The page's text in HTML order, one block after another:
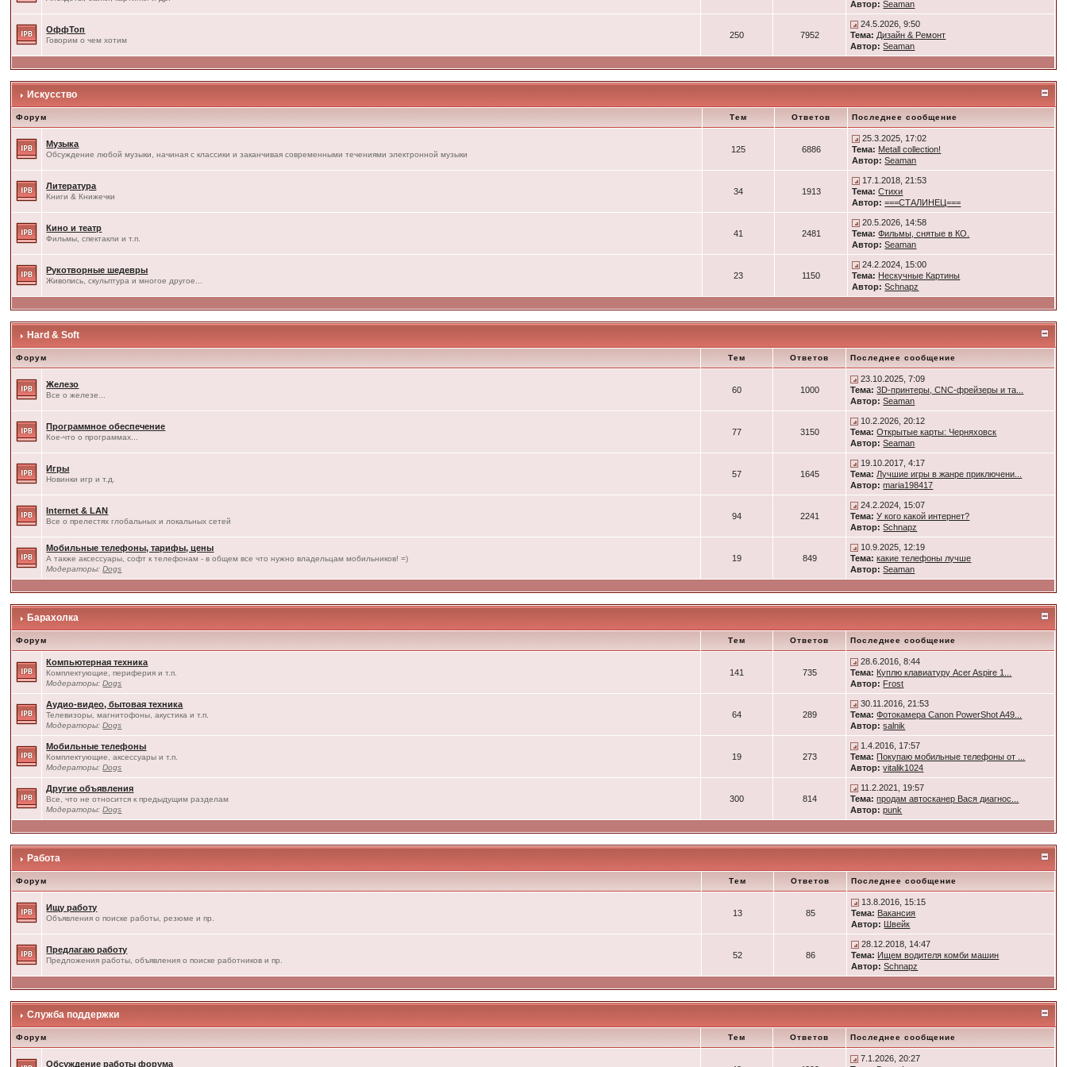
Автор: Seaman
ОффТоп
Говорим о чем хотим
250 7952
24.5.2026, 9:50
Тема: Дизайн & Ремонт
Автор: Seaman
Искусство
Форум Тем Ответов Последнее сообщение
Музыка
Обсуждение любой музыки, начиная с классики и заканчивая современными течениями электронной музыки
125 6886
25.3.2025, 17:02
Тема: Metall collection!
Автор: Seaman
Литература
Книги & Книжечки
34 1913
17.1.2018, 21:53
Тема: Стихи
Автор: ===СТАЛИНЕЦ===
Кино и театр
Фильмы, спектакли и т.п.
41 2481
20.5.2026, 14:58
Тема: Фильмы, снятые в КО.
Автор: Seaman
Рукотворные шедевры
Живопись, скульптура и многое другое...
23 1150
24.2.2024, 15:00
Тема: Нескучные Картины
Автор: Schnapz
Hard & Soft
Форум Тем Ответов Последнее сообщение
Железо
Все о железе...
60 1000
23.10.2025, 7:09
Тема: 3D-принтеры, CNC-фрейзеры и та...
Автор: Seaman
Программное обеспечение
Кое-что о программах...
77 3150
10.2.2026, 20:12
Тема: Открытые карты: Черняховск
Автор: Seaman
Игры
Новинки игр и т.д.
57 1645
19.10.2017, 4:17
Тема: Лучшие игры в жанре приключени...
Автор: maria198417
Internet & LAN
Все о прелестях глобальных и локальных сетей
94 2241
24.2.2024, 15:07
Тема: У кого какой интернет?
Автор: Schnapz
Мобильные телефоны, тарифы, цены
А также аксессуары, софт к телефонам - в общем все что нужно владельцам мобильников! =)
Модераторы:Dogs
19 849
10.9.2025, 12:19
Тема: какие телефоны лучше
Автор: Seaman
Барахолка
Форум Тем Ответов Последнее сообщение
Компьютерная техника
Комплектующие, периферия и т.п.
Модераторы:Dogs
141 735
28.6.2016, 8:44
Тема: Куплю клавиатуру Acer Aspire 1...
Автор: Frost
Аудио-видео, бытовая техника
Телевизоры, магнитофоны, акустика и т.п.
Модераторы:Dogs
64 289
30.11.2016, 21:53
Тема: Фотокамера Canon PowerShot A49...
Автор: salnik
Мобильные телефоны
Комплектующие, аксессуары и т.п.
Модераторы:Dogs
19 273
1.4.2016, 17:57
Тема: Покупаю мобильные телефоны от ...
Автор: vitalik1024
Другие объявления
Все, что не относится к предыдущим разделам
Модераторы:Dogs
300 814
11.2.2021, 19:57
Тема: продам автосканер Вася диагнос...
Автор: punk
Работа
Форум Тем Ответов Последнее сообщение
Ищу работу
Объявления о поиске работы, резюме и пр.
13 85
13.8.2016, 15:15
Тема: Вакансия
Автор: Швейк
Предлагаю работу
Предложения работы, объявления о поиске работников и пр.
52 86
28.12.2018, 14:47
Тема: Ищем водителя комби машин
Автор: Schnapz
Служба поддержки
Форум Тем Ответов Последнее сообщение
Обсуждение работы форума
7.1.2026, 20:27